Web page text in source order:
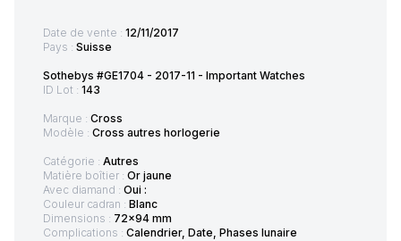
Date de vente : 12/11/2017
Pays : Suisse
Sothebys #GE1704 - 2017-11 - Important Watches
ID Lot : 143
Marque : Cross
Modèle : Cross autres horlogerie
Catégorie : Autres
Matière boîtier : Or jaune
Avec diamand : Oui :
Couleur cadran : Blanc
Dimensions : 72x94 mm
Complications : Calendrier, Date, Phases lunaire